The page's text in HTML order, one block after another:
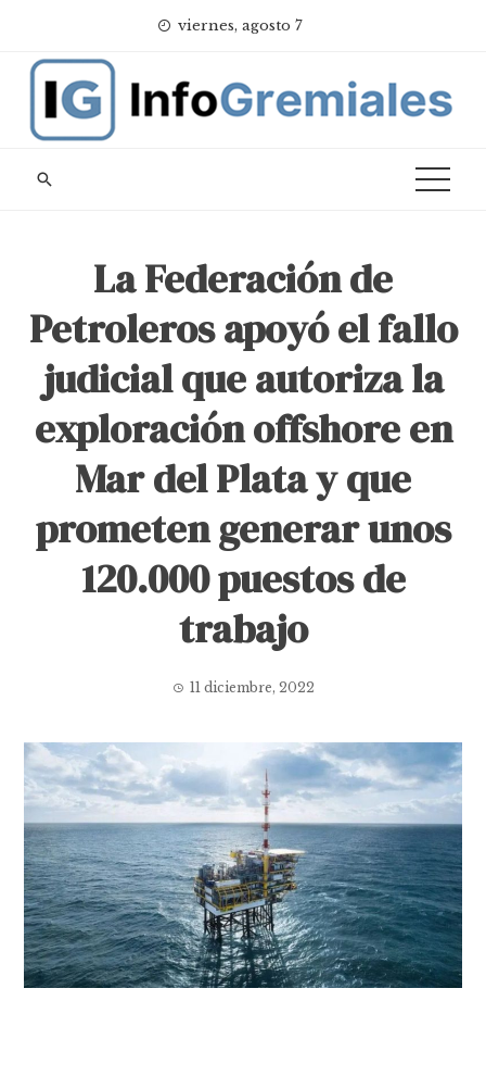
content
viernes, agosto 7
La Federación de
Petroleros apoyó el fallo
judicial que autoriza la
exploración offshore en
Mar del Plata y que
prometen generar unos
120.000 puestos de
trabajo
11 diciembre, 2022